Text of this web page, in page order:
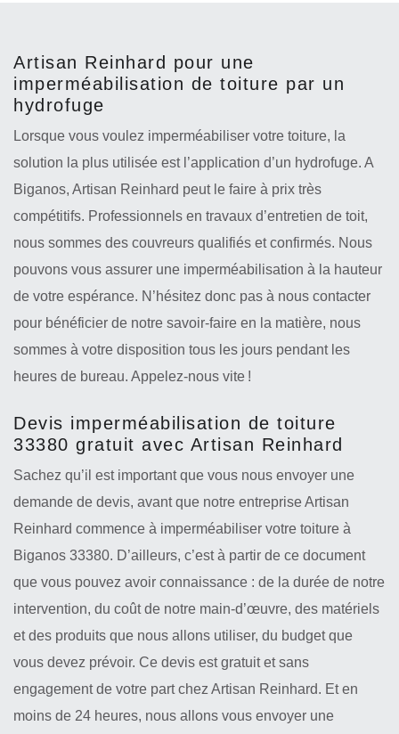
Artisan Reinhard pour une
imperméabilisation de toiture par un
hydrofuge
Lorsque vous voulez imperméabiliser votre toiture, la
solution la plus utilisée est l’application d’un hydrofuge. A
Biganos, Artisan Reinhard peut le faire à prix très
compétitifs. Professionnels en travaux d’entretien de toit,
nous sommes des couvreurs qualifiés et confirmés. Nous
pouvons vous assurer une imperméabilisation à la hauteur
de votre espérance. N’hésitez donc pas à nous contacter
pour bénéficier de notre savoir-faire en la matière, nous
sommes à votre disposition tous les jours pendant les
heures de bureau. Appelez-nous vite !
Devis imperméabilisation de toiture
33380 gratuit avec Artisan Reinhard
Sachez qu’il est important que vous nous envoyer une
demande de devis, avant que notre entreprise Artisan
Reinhard commence à imperméabiliser votre toiture à
Biganos 33380. D’ailleurs, c’est à partir de ce document
que vous pouvez avoir connaissance : de la durée de notre
intervention, du coût de notre main-d’œuvre, des matériels
et des produits que nous allons utiliser, du budget que
vous devez prévoir. Ce devis est gratuit et sans
engagement de votre part chez Artisan Reinhard. Et en
moins de 24 heures, nous allons vous envoyer une